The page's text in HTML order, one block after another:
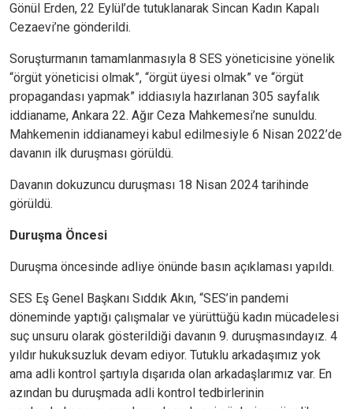
Gönül Erden, 22 Eylül’de tutuklanarak Sincan Kadın Kapalı
Cezaevi’ne gönderildi.
Soruşturmanın tamamlanmasıyla 8 SES yöneticisine yönelik
“örgüt yöneticisi olmak”, “örgüt üyesi olmak” ve “örgüt
propagandası yapmak” iddiasıyla hazırlanan 305 sayfalık
iddianame, Ankara 22. Ağır Ceza Mahkemesi’ne sunuldu.
Mahkemenin iddianameyi kabul edilmesiyle 6 Nisan 2022’de
davanın ilk duruşması görüldü.
Davanın dokuzuncu duruşması 18 Nisan 2024 tarihinde
görüldü.
Duruşma Öncesi
Duruşma öncesinde adliye önünde basın açıklaması yapıldı.
SES Eş Genel Başkanı Sıddık Akın, “SES’in pandemi
döneminde yaptığı çalışmalar ve yürüttüğü kadın mücadelesi
suç unsuru olarak gösterildiği davanın 9. duruşmasındayız. 4
yıldır hukuksuzluk devam ediyor. Tutuklu arkadaşımız yok
ama adli kontrol şartıyla dışarıda olan arkadaşlarımız var. En
azından bu duruşmada adli kontrol tedbirlerinin